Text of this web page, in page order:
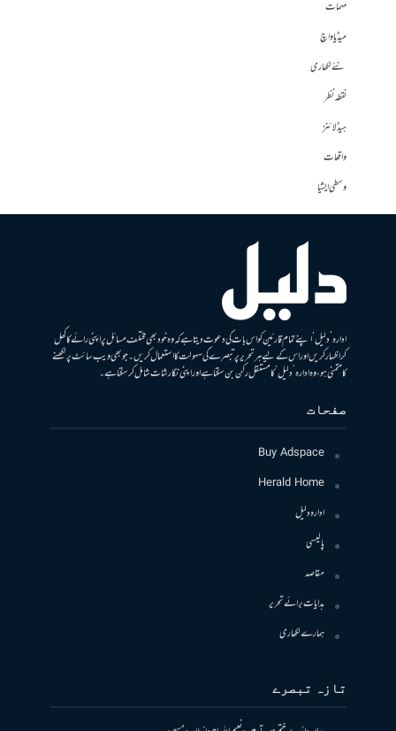
مہمات
میڈیا واچ
نئے لکھاری
نقطہ نظر
ہیڈلائنز
واقعات
وسطی ایشیا
ادارہ ’دلیل‘ اپنے تمام قارئین کو اس بات کی دعوت دیتا ہے کہ وہ خود بھی مختلف مسائل پر اپنی رائے کا کھل
کر اظہار کریں اور اس کے لیے ہر تحریر پر تبصرے کی سہولت کا استعمال کریں۔ جو بھی ویب سائٹ پر لکھنے
کا متمنی ہو، وہ ادارہ ’دلیل‘ کا مستقل رکن بن سکتا ہے اور اپنی نگارشات شامل کرسکتا ہے۔
صفحات
Buy Adspace
Herald Home
ادارہ دلیل
پالیسی
مقاصد
ہدایات برائے تحریر
ہمارے لکھاری
تازہ تبصرے